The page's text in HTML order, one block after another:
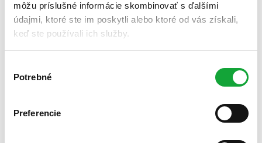
môžu príslušné informácie skombinovať s ďalšími
údajmi, ktoré ste im poskytli alebo ktoré od vás získali,
keď ste používali ich služby.
súhlasu
Potrebné
Preferencie